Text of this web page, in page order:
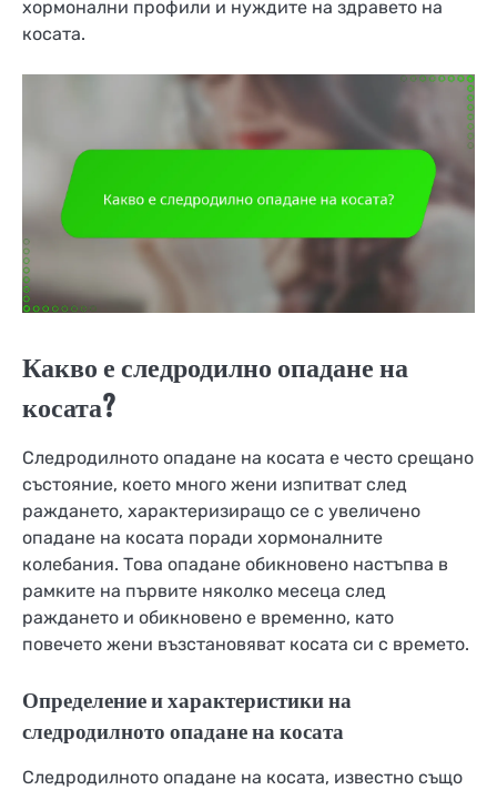
хормонални профили и нуждите на здравето на
косата.
Какво е следродилно опадане на
косата?
Следродилното опадане на косата е често срещано
състояние, което много жени изпитват след
раждането, характеризиращо се с увеличено
опадане на косата поради хормоналните
колебания. Това опадане обикновено настъпва в
рамките на първите няколко месеца след
раждането и обикновено е временно, като
повечето жени възстановяват косата си с времето.
Определение и характеристики на
следродилното опадане на косата
Следродилното опадане на косата, известно също